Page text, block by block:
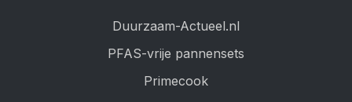
Duurzaam-Actueel.nl
PFAS-vrije pannensets
Primecook